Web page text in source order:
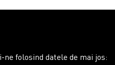
folosind datele de mai jos: